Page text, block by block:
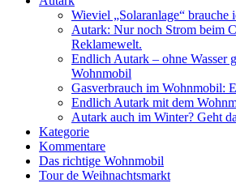
Wieviel „Solaranlage“
Autark: Nur noch Strom beim
Reklamewelt.
Endlich Autark – ohne Wasser
Wohnmobil
Gasverbrauch im Wohnmobil:
Endlich Autark mit dem
Autark auch im Winter? Geht
Kategorie
Kommentare
Das richtige Wohnmobil
Tour de Weihnachtsmarkt